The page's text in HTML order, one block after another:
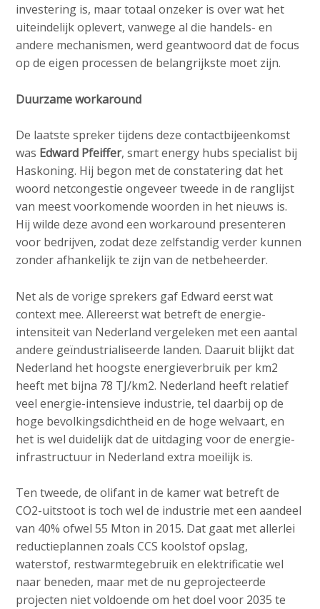
investering is, maar totaal onzeker is over wat het
uiteindelijk oplevert, vanwege al die handels- en
andere mechanismen, werd geantwoord dat de focus
op de eigen processen de belangrijkste moet zijn.
Duurzame workaround
De laatste spreker tijdens deze contactbijeenkomst
was Edward Pfeiffer, smart energy hubs specialist bij
Haskoning. Hij begon met de constatering dat het
woord netcongestie ongeveer tweede in de ranglijst
van meest voorkomende woorden in het nieuws is.
Hij wilde deze avond een workaround presenteren
voor bedrijven, zodat deze zelfstandig verder kunnen
zonder afhankelijk te zijn van de netbeheerder.
Net als de vorige sprekers gaf Edward eerst wat
context mee. Allereerst wat betreft de energie-
intensiteit van Nederland vergeleken met een aantal
andere geïndustrialiseerde landen. Daaruit blijkt dat
Nederland het hoogste energieverbruik per km2
heeft met bijna 78 TJ/km2. Nederland heeft relatief
veel energie-intensieve industrie, tel daarbij op de
hoge bevolkingsdichtheid en de hoge welvaart, en
het is wel duidelijk dat de uitdaging voor de energie-
infrastructuur in Nederland extra moeilijk is.
Ten tweede, de olifant in de kamer wat betreft de
CO2-uitstoot is toch wel de industrie met een aandeel
van 40% ofwel 55 Mton in 2015. Dat gaat met allerlei
reductieplannen zoals CCS koolstof opslag,
waterstof, restwarmtegebruik en elektrificatie wel
naar beneden, maar met de nu geprojecteerde
projecten niet voldoende om het doel voor 2035 te